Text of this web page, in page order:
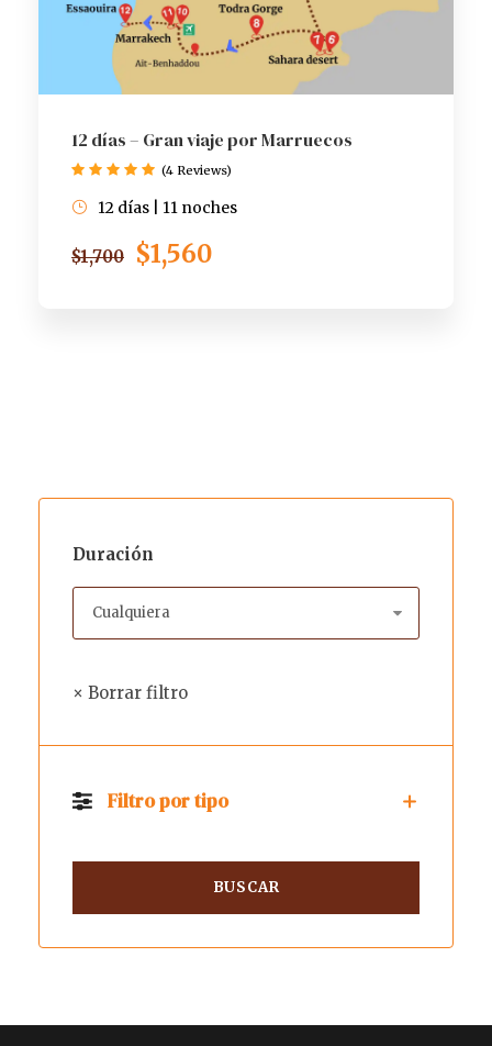
12 días – Gran viaje por Marruecos
$1,700 $1,560
12 días | 11 noches
(4 Reviews)
Duración
× Borrar filtro
Filtro por tipo